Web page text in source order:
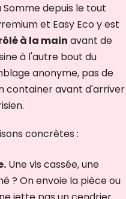
depuis le tout
et Easy Eco y est
à la main avant de
à l'autre bout du
anonyme, pas de
container avant d'arriver
concrètes :
Une vis cassée, une
? On envoie la pièce ou